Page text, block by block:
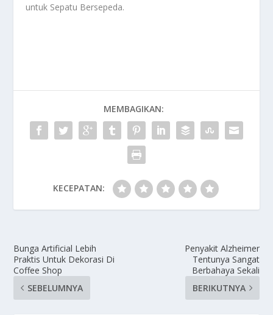
untuk Sepatu Bersepeda.
MEMBAGIKAN:
KECEPATAN:
Bunga Artificial Lebih
Praktis Untuk Dekorasi Di
Coffee Shop
SEBELUMNYA
Penyakit Alzheimer
Tentunya Sangat
Berbahaya Sekali
BERIKUTNYA